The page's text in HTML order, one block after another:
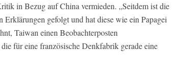
in Bezug auf China vermieden. „Seitdem ist die
gefolgt und hat diese wie ein Papagei
Taiwan einen Beobachterposten
für eine französische Denkfabrik gerade eine